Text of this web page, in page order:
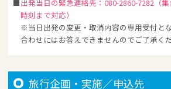
出発当日の緊急連絡先：080-2860-7282（
時刻まで対応）
※当日出発の変更・取消内容の専用受付と
合わせにはお答えできませんのでご了承くだ
旅行企画・実施／申込先